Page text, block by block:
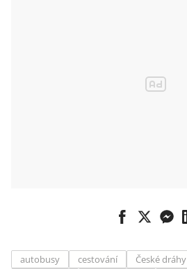
autobusy cestování České dráhy